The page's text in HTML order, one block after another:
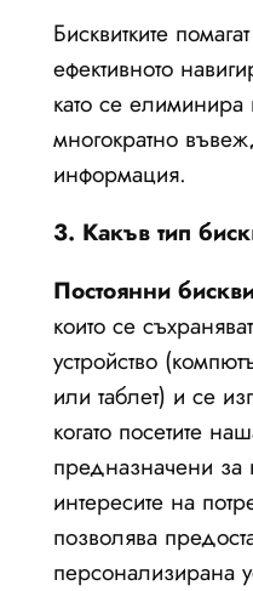
Бисквитките
ефективното
като се елиминира
многократно
информация.
3. Какъв тип
Постоянни
които се
устройство
или таблет) и се
когато посетите
предназначени за
интересите на
позволява
персонализирана